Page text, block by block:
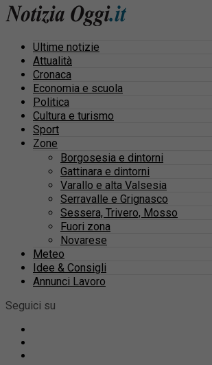
Ultime notizie
Attualità
Cronaca
Economia e scuola
Politica
Cultura e turismo
Sport
Zone
Borgosesia e dintorni
Gattinara e dintorni
Varallo e alta Valsesia
Serravalle e Grignasco
Sessera, Trivero, Mosso
Fuori zona
Novarese
Meteo
Idee & Consigli
Annunci Lavoro
Seguici su